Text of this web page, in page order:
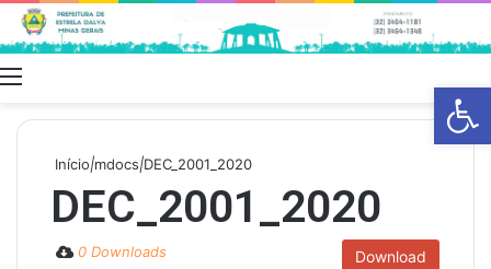
skin
Início|mdocs|DEC_2001_2020
DEC_2001_2020
Download
0 Downloads
Barra de